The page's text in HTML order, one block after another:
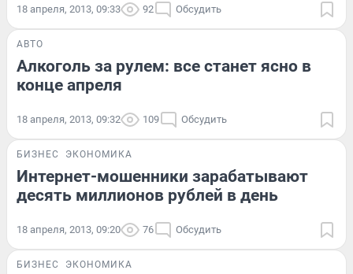
18 апреля, 2013, 09:33 92 Обсудить
АВТО
Алкоголь за рулем: все станет ясно в
конце апреля
18 апреля, 2013, 09:32 109 Обсудить
БИЗНЕС ЭКОНОМИКА
Интернет-мошенники зарабатывают
десять миллионов рублей в день
18 апреля, 2013, 09:20 76 Обсудить
БИЗНЕС ЭКОНОМИКА